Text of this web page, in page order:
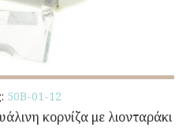
50Β-01-12
κορνίζα με λιονταράκι